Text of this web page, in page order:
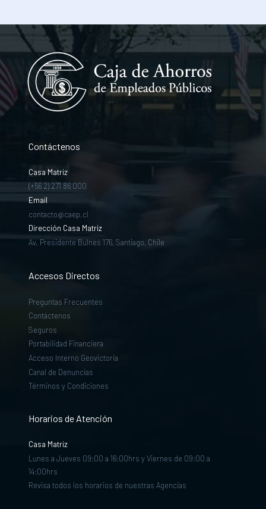
Contáctenos
Casa Matriz
(+56 2) 271 86 000
Email
contacto@caep.cl
Dirección Casa Matriz
Av. Presidente Bulnes 176, Santiago, Chile
Accesos Directos
Preguntas Frecuentes
Contáctenos
Seguros
Portabilidad Financiera
Acceso Interno Geovictoria
Canal de Denuncias
Términos y Condiciones
Horarios de Atención
Casa Matriz
Lunes a Jueves 09:00 a 16:00hrs y Viernes de 09:00 a
14:00hrs
Revisa todos los horarios de nuestras Agencias